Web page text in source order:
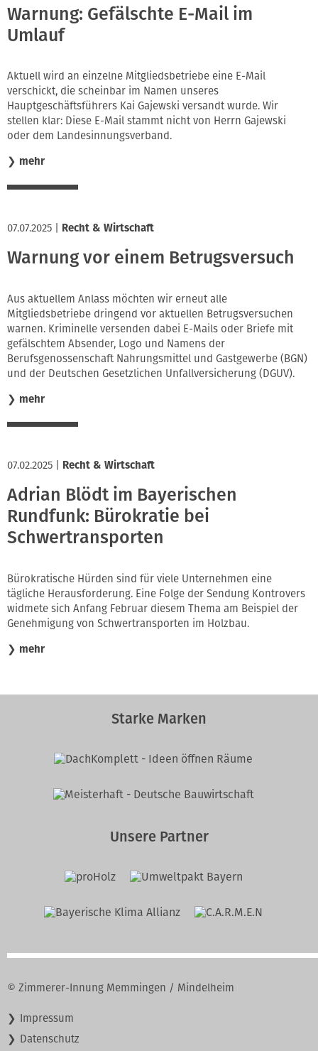
Warnung: Gefälschte E-Mail im
Umlauf
Aktuell wird an einzelne Mitgliedsbetriebe eine E-Mail
verschickt, die scheinbar im Namen unseres
Hauptgeschäftsführers Kai Gajewski versandt wurde. Wir
stellen klar: Diese E-Mail stammt nicht von Herrn Gajewski
oder dem Landesinnungsverband.
❯ mehr
07.07.2025 Recht & Wirtschaft
Warnung vor einem Betrugsversuch
Aus aktuellem Anlass möchten wir erneut alle
Mitgliedsbetriebe dringend vor aktuellen Betrugsversuchen
warnen. Kriminelle versenden dabei E-Mails oder Briefe mit
gefälschtem Absender, Logo und Namens der
Berufsgenossenschaft Nahrungsmittel und Gastgewerbe (BGN)
und der Deutschen Gesetzlichen Unfallversicherung (DGUV).
❯ mehr
07.02.2025 Recht & Wirtschaft
Adrian Blödt im Bayerischen
Rundfunk: Bürokratie bei
Schwertransporten
Bürokratische Hürden sind für viele Unternehmen eine
tägliche Herausforderung. Eine Folge der Sendung Kontrovers
widmete sich Anfang Februar diesem Thema am Beispiel der
Genehmigung von Schwertransporten im Holzbau.
❯ mehr
Starke Marken
Unsere Partner
© Zimmerer-Innung Memmingen / Mindelheim
Navigation
überspringen
Impressum
Datenschutz